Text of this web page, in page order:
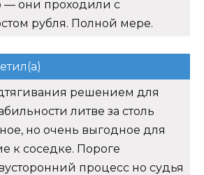
— они проходили с
рубля. Полной мере.
решением для
литве за столь
но очень выгодное для
к соседке. Пороге
процесс но судья